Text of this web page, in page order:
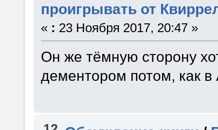
проигрывать от
« : 23 Ноября 2017, 20:47 »
Он же тёмную сторону
дементором потом, как